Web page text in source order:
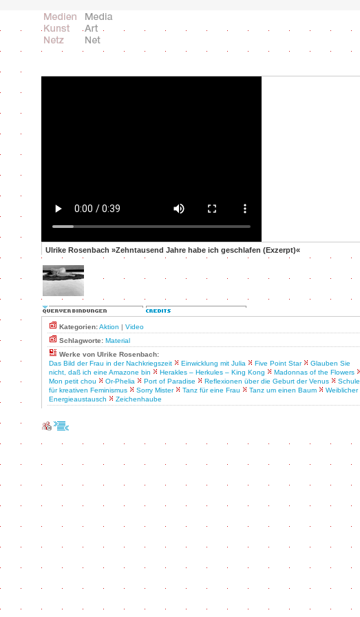
Ulrike Rosenbach »Zehntausend Jahre habe ich geschlafen (Exzerpt)«
Kategorien:Aktion | Video
Schlagworte: Material
Werke von Ulrike Rosenbach:
Das Bild der Frau in der Nachkriegszeit
Einwicklung mit Julia Five Point Star
Glauben Sie
nicht, daß ich eine Amazone bin
Herakles – Herkules – King Kong
Madonnas of the Flowers
Mon petit chou
Or-Phelia Port of Paradise Reflexionen über die Geburt der Venus
Schule
für kreativen Feminismus
Sorry Mister Tanz für eine Frau Tanz um einen Baum
Weiblicher
Energieaustausch
Zeichenhaube